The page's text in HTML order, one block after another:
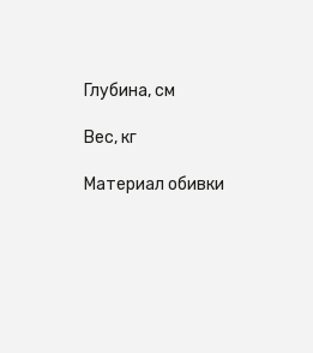
Глубина, см
Вес, кг
Материал обивки